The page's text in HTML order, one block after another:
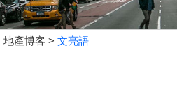
業
主
地產博客 > 文亮語